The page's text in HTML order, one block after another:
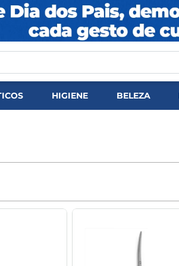
HIGIENE BELEZA